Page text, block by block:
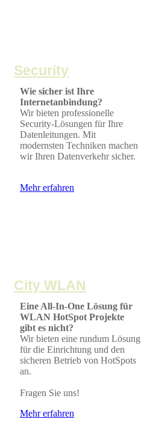
Security
Wie sicher ist Ihre
Internetanbindung?
Wir bieten professionelle
Security-Lösungen für Ihre
Datenleitungen. Mit
modernsten Techniken machen
wir Ihren Datenverkehr sicher.
Mehr erfahren
City WLAN
Eine All-In-One Lösung für
WLAN HotSpot Projekte
gibt es nicht?
Wir bieten eine rundum Lösung
für die Einrichtung und den
sicheren Betrieb von HotSpots
an.
Fragen Sie uns!
Mehr erfahren